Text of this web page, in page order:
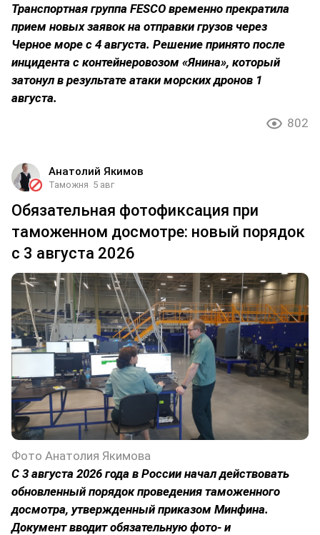
Транспортная группа FESCO временно прекратила
прием новых заявок на отправки грузов через
Черное море с 4 августа. Решение принято после
инцидента с контейнеровозом «Янина», который
затонул в результате атаки морских дронов 1
августа.
802
Анатолий Якимов
Таможня 5 авг
Обязательная фотофиксация при
таможенном досмотре: новый порядок
с 3 августа 2026
Фото Анатолия Якимова
С 3 августа 2026 года в России начал действовать
обновленный порядок проведения таможенного
досмотра, утвержденный приказом Минфина.
Документ вводит обязательную фото- и